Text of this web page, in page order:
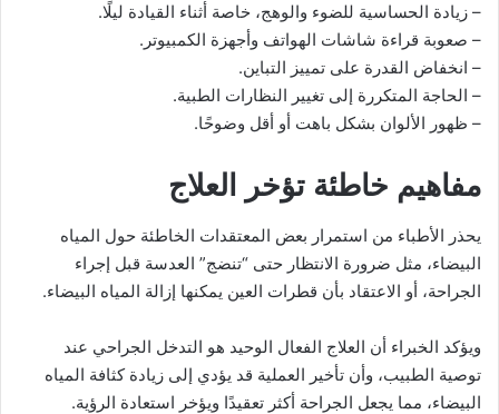
– زيادة الحساسية للضوء والوهج، خاصة أثناء القيادة ليلًا.
– صعوبة قراءة شاشات الهواتف وأجهزة الكمبيوتر.
– انخفاض القدرة على تمييز التباين.
– الحاجة المتكررة إلى تغيير النظارات الطبية.
– ظهور الألوان بشكل باهت أو أقل وضوحًا.
مفاهيم خاطئة تؤخر العلاج
يحذر الأطباء من استمرار بعض المعتقدات الخاطئة حول المياه
البيضاء، مثل ضرورة الانتظار حتى “تنضج” العدسة قبل إجراء
الجراحة، أو الاعتقاد بأن قطرات العين يمكنها إزالة المياه البيضاء.
ويؤكد الخبراء أن العلاج الفعال الوحيد هو التدخل الجراحي عند
توصية الطبيب، وأن تأخير العملية قد يؤدي إلى زيادة كثافة المياه
البيضاء، مما يجعل الجراحة أكثر تعقيدًا ويؤخر استعادة الرؤية.